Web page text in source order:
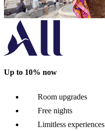
Up to 10% now
Room upgrades
Free nights
Limitless experiences